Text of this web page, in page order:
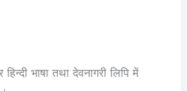
भाषा तथा देवनागरी लिपि में